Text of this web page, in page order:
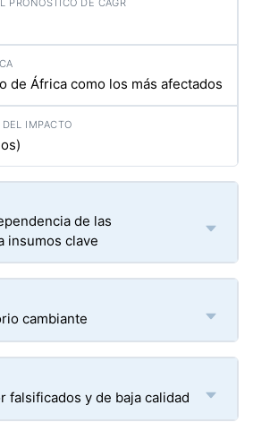
de África como los más afectados
de las
insumos clave
cambiante
falsificados y de baja calidad